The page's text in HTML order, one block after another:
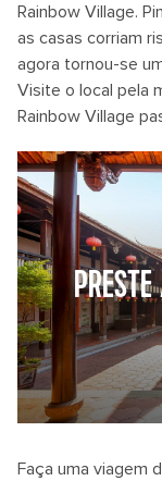
Rainbow Village.
as casas corriam
agora tornou-se
Visite o local pela
Rainbow Village
Faça uma viagem